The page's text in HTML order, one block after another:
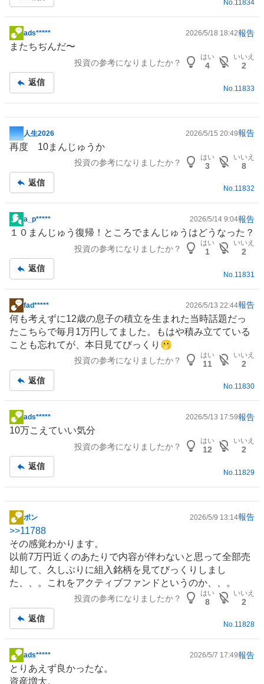
No.11834
掲
示
事
ads***** 2026/5/18 18:42報告
またちぢんだ〜
投資の参考になりましたか？
はい
4
いいえ
2
返信
No. 11833
掲
示
事
人生2026 2026/5/15 20:49報告
再度 10まんじゅうか
投資の参考になりましたか？
はい
3
いいえ
8
返信
No.11832
掲
示
事
a_p***** 2026/5/14 9:04報告
１０まんじゅう復帰！ところでまんじゅうはどうなった？
投資の参考になりましたか？
はい
1
いいえ
2
返信
No. 11831
掲
示
板
記
fad***** 2026/5/13 22:44報告
何も考えずに12歳の息子の積立を生まれた当時話題だっ
たこちらで毎月1万円してました。もはや積み立てている
ことも忘れてが、本日見てびっくり🫢
投資の参考になりましたか？
はい
11
いいえ
2
返信
No.11830
掲
示
事
ads***** 2026/5/13 17:59報告
10万こえていい気分
投資の参考になりましたか？
はい
12
いいえ
2
返信
No. 11829
掲
示
板
記
事
ポン 2026/5/9 13:14報告
>>11788
その感覚わかります。
以前7万円近くのあたりで内容が伴わないと思って全部売
却して、久しぶりに組入銘柄を見てびっくりしまし
た、、。これをアクティブファンド というのか、、。
投資の参考になりましたか？
はい
8
いいえ
2
返信
No.11828
掲
示
ads***** 2026/5/7 17:49報告
とりあえず良かったな。
資産増大。